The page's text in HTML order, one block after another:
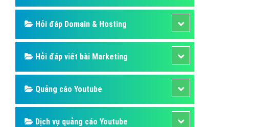
Hỏi đáp Domain & Hosting
Hỏi đáp viết bài Marketing
Quảng cáo Youtube
Dịch vụ quảng cáo Youtube